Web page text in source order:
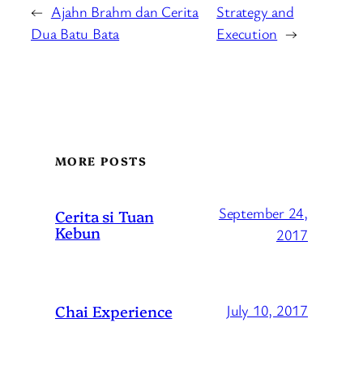
← Ajahn Brahm dan Cerita
Dua Batu Bata
Strategy and
Execution →
MORE POSTS
Cerita si Tuan
Kebun
September 24,
2017
Chai Experience July 10, 2017